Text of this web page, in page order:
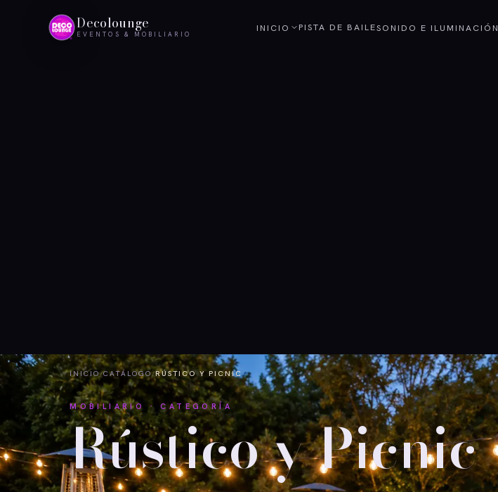
Decolounge
EVENTOS & MOBILIARIO
INICIO PISTA DE BAILESONIDO E ILUMINACIÓN
INICIO/CATÁLOGO/RÚSTICO Y PICNIC
MOBILIARIO · CATEGORÍA
Rústico y Picnic